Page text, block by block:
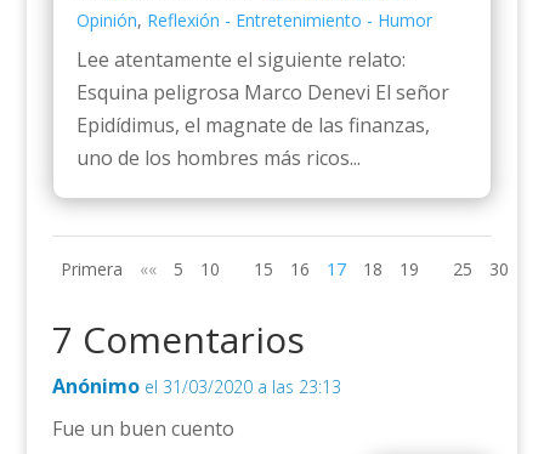
Opinión, Reflexión - Entretenimiento - Humor
Lee atentamente el siguiente relato:
Esquina peligrosa Marco Denevi El señor
Epidídimus, el magnate de las finanzas,
uno de los hombres más ricos...
Primera «« 5 10 15 16 17 18 19 25 30
7 Comentarios
Anónimo el 31/03/2020 a las 23:13
Fue un buen cuento